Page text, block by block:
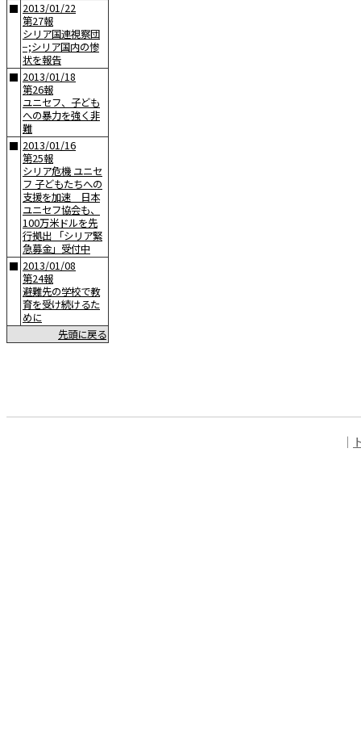
■ 2013/01/22
第27報
シリア国連視察団
−;シリア国内の惨
状を報告
■ 2013/01/18
第26報
ユニセフ、子ども
への暴力を強く非
難
■ 2013/01/16
第25報
シリア危機 ユニセ
フ 子どもたちへの
支援を加速 日本
ユニセフ協会も、
100万米ドルを先
行拠出 「シリア緊
急募金」受付中
■ 2013/01/08
第24報
避難先の学校で教
育を受け続けるた
めに
先頭に戻る
｜